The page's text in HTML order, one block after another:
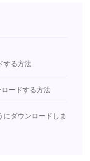
する方法
ロードする方法
ダウンロードしま